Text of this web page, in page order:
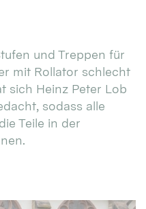
und Treppen für
mit Rollator schlecht
sich Heinz Peter Lob
sodass alle
Teile in der